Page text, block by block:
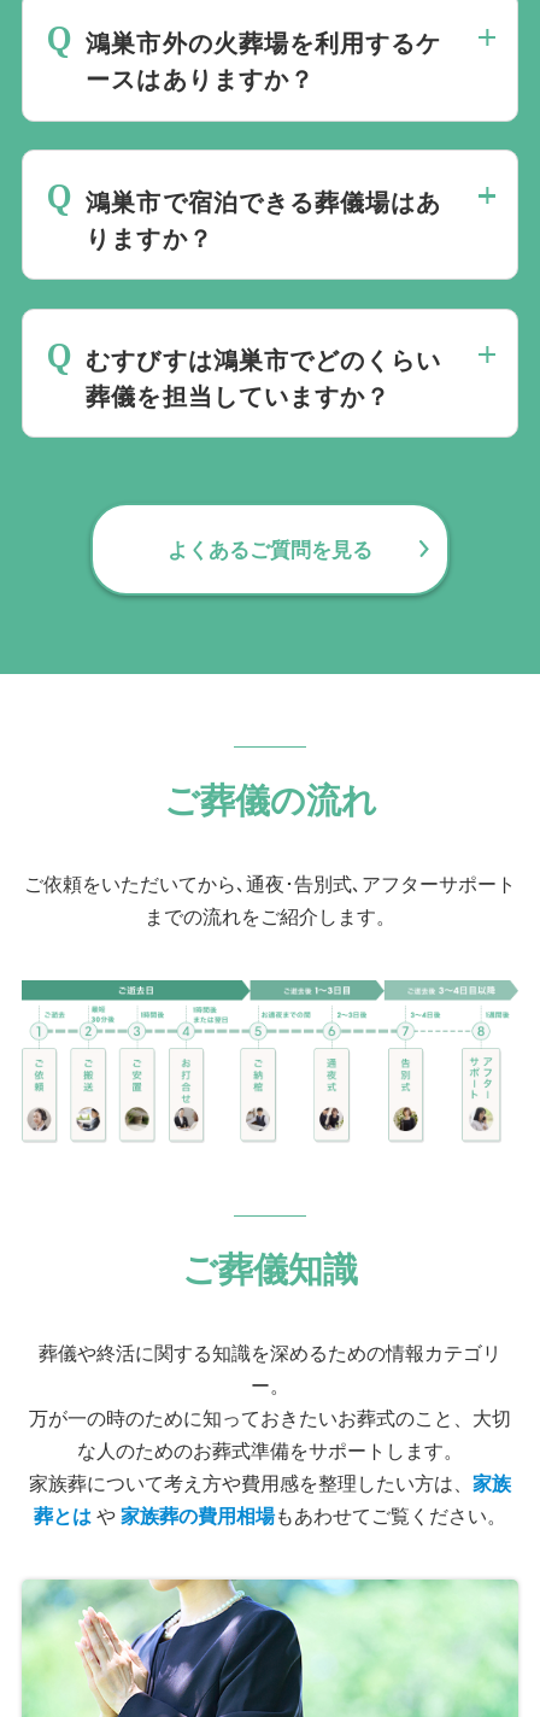
鴻巣市外の火葬場を利用するケ
ースはありますか？
他の公営火葬場を利用することもありま
す。
鴻巣市で宿泊できる葬儀場はあ
りますか？
みずほ斎場自体は宿泊には対応していませ
ん。
むすびすは鴻巣市でどのくらい
葬儀を担当していますか？
しており、家族葬から一般葬まで幅広いご
要望に対応しています。
よくあるご質問を見る
ご葬儀の流れ
ご依頼をいただいてから､通夜･告別式､アフターサポート
までの流れをご紹介します。
ご葬儀知識
葬儀や終活に関する知識を深めるための情報カテゴリ
ー。
万が一の時のために知っておきたいお葬式のこと、大切
な人のためのお葬式準備をサポートします。
家族葬について考え方や費用感を整理したい方は、 家族
葬とはや家族葬の費用相場もあわせてご覧ください。